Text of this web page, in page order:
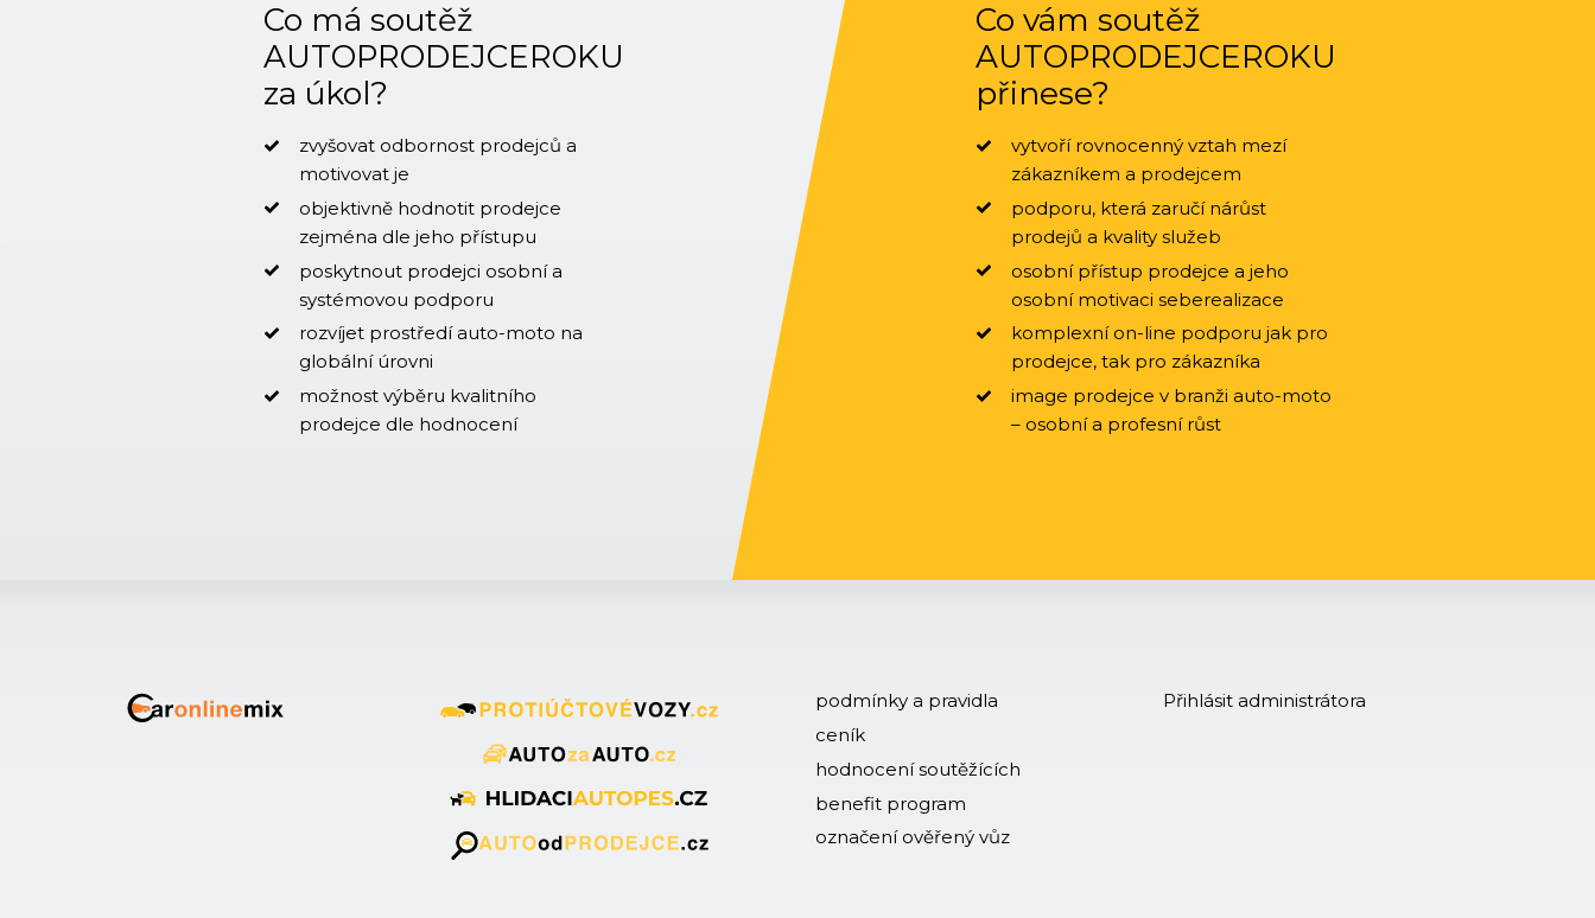
Co má soutěž
AUTOPRODEJCEROKU
za úkol?
zvyšovat odbornost prodejců a
motivovat je
objektivně hodnotit prodejce
zejména dle jeho přístupu
poskytnout prodejci osobní a
systémovou podporu
rozvíjet prostředí auto-moto na
globální úrovni
možnost výběru kvalitního
prodejce dle hodnocení
Co vám soutěž
AUTOPRODEJCEROKU
přinese?
vytvoří rovnocenný vztah mezí
zákazníkem a prodejcem
podporu, která zaručí nárůst
prodejů a kvality služeb
osobní přístup prodejce a jeho
osobní motivaci seberealizace
komplexní on-line podporu jak pro
prodejce, tak pro zákazníka
image prodejce v branži auto-moto
– osobní a profesní růst
podmínky a pravidla
ceník
hodnocení soutěžících
benefit program
označení ověřený vůz
Přihlásit administrátora